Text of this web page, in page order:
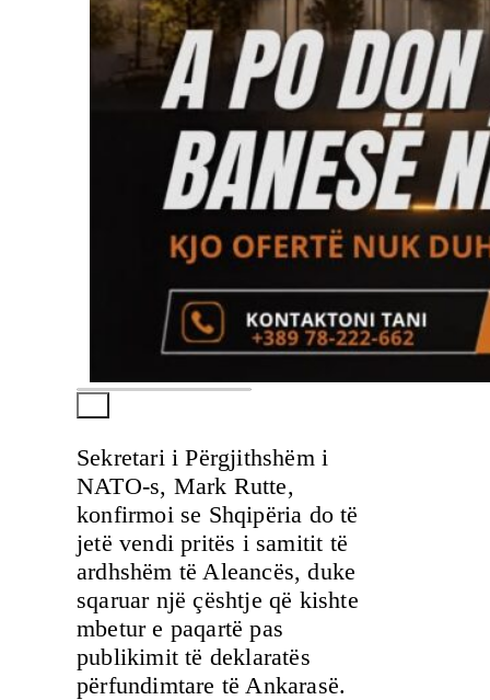
Sekretari i Përgjithshëm i
NATO-s, Mark Rutte,
konfirmoi se Shqipëria do të
jetë vendi pritës i samitit të
ardhshëm të Aleancës, duke
sqaruar një çështje që kishte
mbetur e paqartë pas
publikimit të deklaratës
përfundimtare të Ankarasë.